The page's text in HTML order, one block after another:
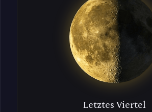
Letztes Viertel